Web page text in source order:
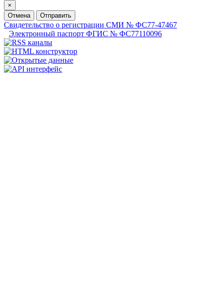
×
Отмена
Отправить
Свидетельство о регистрации СМИ № ФС77-47467
Электронный паспорт ФГИС № ФС77110096